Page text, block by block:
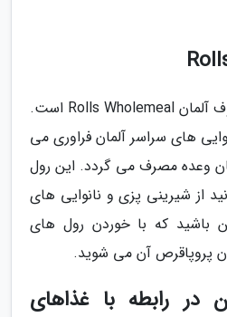
یکی دیگر از غذاهای معروف آلمان Rolls Wholemeal است.
های سراسر آلمان فراوری می
وعده مصرف می گردد. این رول
از شیرینی پزی و نانوایی های
باشید که با خوردن رول های
پروپاقرص آن می شوید.
در رابطه با غذاهای